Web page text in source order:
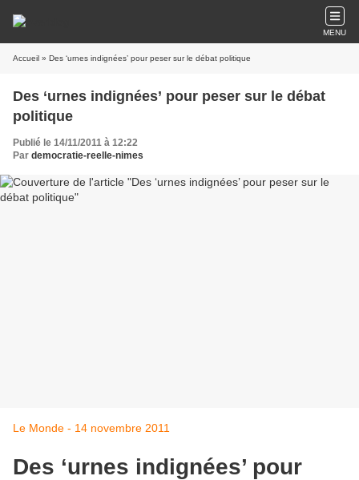
MENU
Accueil » Des ‘urnes indignées’ pour peser sur le débat politique
Des ‘urnes indignées’ pour peser sur le débat
politique
Publié le 14/11/2011 à 12:22
Par democratie-reelle-nimes
Le Monde - 14 novembre 2011
Des ‘urnes indignées’ pour